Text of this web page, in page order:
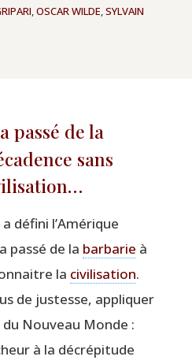
,OSCAR WILDE,SYLVAIN
passé de la
sans
défi­ni l’Amérique
pas­sé de la bar­ba­rie à
la civi­li­sa­tion.
de jus­tesse, appli­quer
Nou­veau Monde :
à la décré­pi­tude